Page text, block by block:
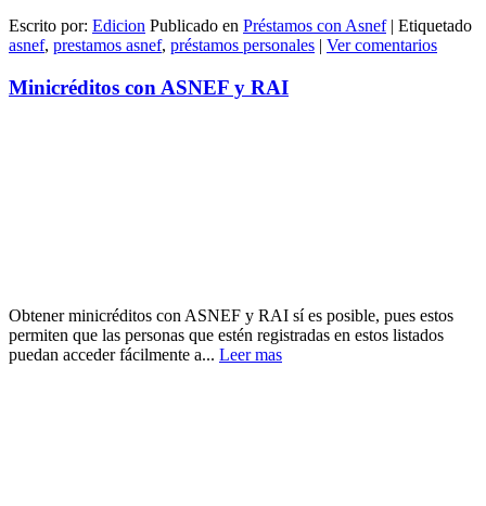
Escrito por: Edicion Publicado en Préstamos con Asnef | Etiquetado
asnef, prestamos asnef, préstamos personales | Ver comentarios
Minicréditos con ASNEF y RAI
Obtener minicréditos con ASNEF y RAI sí es posible, pues estos
permiten que las personas que estén registradas en estos listados
puedan acceder fácilmente a... Leer mas